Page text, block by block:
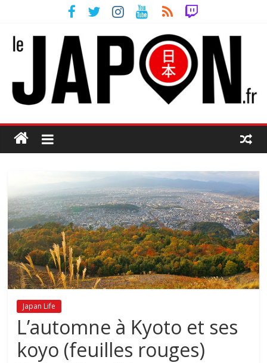
Japan Life
L’automne à Kyoto et ses
koyo (feuilles rouges)